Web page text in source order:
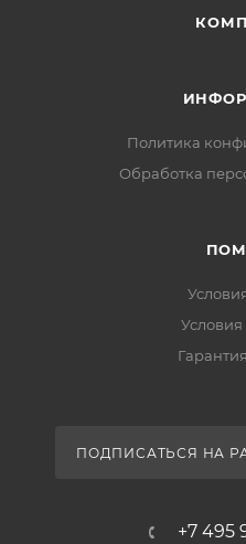
Политика
Обработка
Условия
ПОДПИСАТЬСЯ НА
+7 495